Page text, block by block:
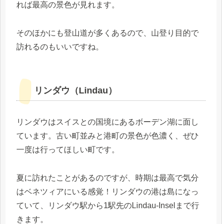
れば最高の景色が見れます。
そのほかにも登山道が多くあるので、山登り目的で
訪れるのもいいですね。
リンダウ（Lindau）
リンダウはスイスとの国境にあるボーデン湖に面し
ています。古い町並みと港町の景色が色濃く、ぜひ
一度は行ってほしい町です。
夏に訪れたことがあるのですが、時期は最高で気分
はベネツィアにいる感覚！リンダウの港は島になっ
ていて、リンダウ駅から1駅先のLindau-Inselまで行
きます。